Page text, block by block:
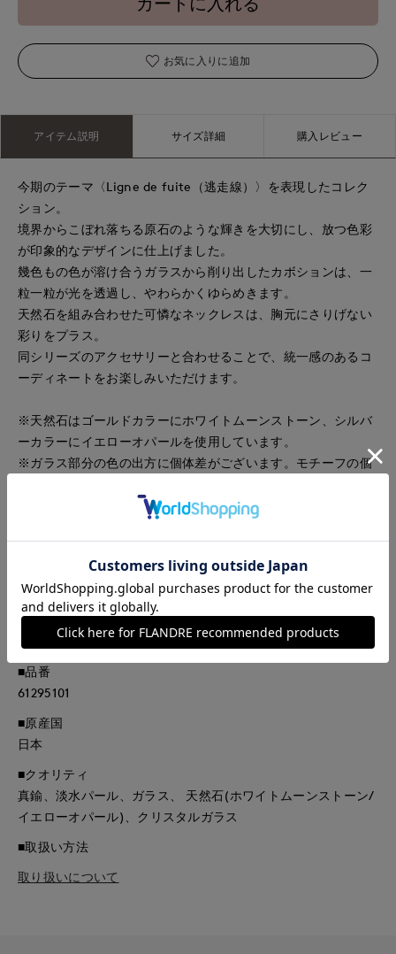
お気に入りに追加
アイテム説明 サイズ詳細 購入レビュー
今期のテーマ〈Ligne de fuite（逃走線）〉を表現したコレク
ション。
境界からこぼれ落ちる原石のような輝きを大切にし、放つ色彩
が印象的なデザインに仕上げました。
幾色もの色が溶け合うガラスから削り出したカボションは、一
粒一粒が光を透過し、やわらかくゆらめきます。
天然石を組み合わせた可憐なネックレスは、胸元にさりげない
彩りをプラス。
同シリーズのアクセサリーと合わせることで、統一感のあるコ
ーディネートをお楽しみいただけます。
※天然石はゴールドカラーにホワイトムーンストーン、シルバ
ーカラーにイエローオパールを使用しています。
※ガラス部分の色の出方に個体差がございます。モチーフの個
※ADER.bijouxでは、全ての商品に“墨入れ”という加工を施し
る作業で、メタルが落ち着いた色味になり、高級感を出してい
ます。
なお、拭き取りは手作業のため、墨の残り方には個体差がござ
います。予めご了承ください。
■品番
61295101
■原産国
日本
■クオリティ
真鍮、淡水パール、ガラス、 天然石(ホワイトムーンストーン/
イエローオパール)、クリスタルガラス
■取扱い方法
取り扱いについて